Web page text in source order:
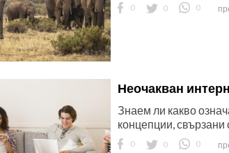
0 0 0
Неочакван
Знаем ли какво
концепции, свързани
0 0 0